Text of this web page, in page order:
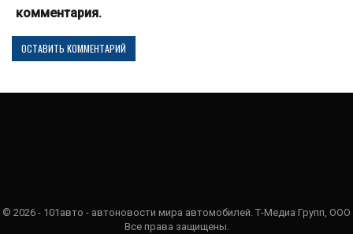
комментария.
© 2026 - 101авто - автоновости мира автомобилей. Т-Медиа Групп, ООО
Все права защищены.